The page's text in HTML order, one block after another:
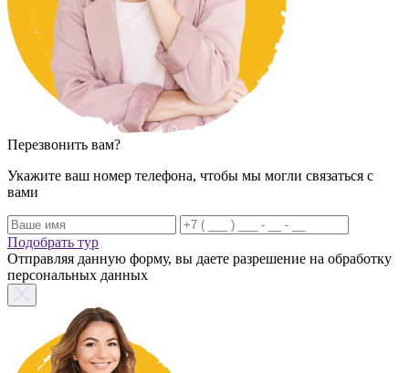
Перезвонить вам?
Укажите ваш номер телефона, чтобы мы могли связаться с
вами
Подобрать тур
Отправляя данную форму, вы даете разрешение на обработку
персональных данных